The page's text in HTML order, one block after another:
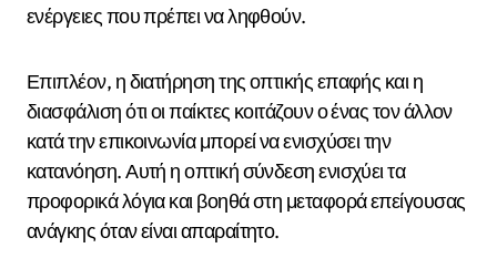
ενέργειες που πρέπει να ληφθούν.
Επιπλέον, η διατήρηση της οπτικής επαφής και η
διασφάλιση ότι οι παίκτες κοιτάζουν ο ένας τον άλλον
κατά την επικοινωνία μπορεί να ενισχύσει την
κατανόηση. Αυτή η οπτική σύνδεση ενισχύει τα
προφορικά λόγια και βοηθά στη μεταφορά επείγουσας
ανάγκης όταν είναι απαραίτητο.